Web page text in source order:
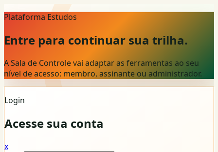
Plataforma Estudos
Entre para continuar sua trilha.
A Sala de Controle vai adaptar as ferramentas ao seu
nível de acesso: membro, assinante ou administrador.
Login
Acesse sua conta
x